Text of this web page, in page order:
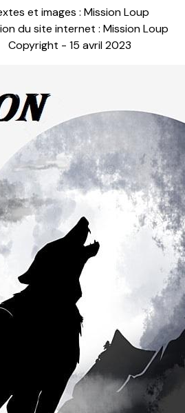
et images : Mission Loup
du site internet : Mission Loup
Copyright - 15 avril 2023